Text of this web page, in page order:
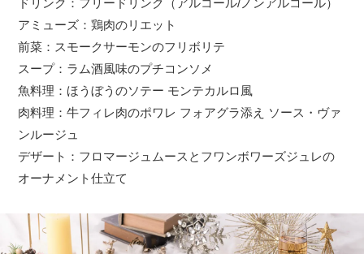
ドリンク：フリードリンク（アルコール/ノンアルコール）
アミューズ：鶏肉のリエット
前菜：スモークサーモンのフリボリテ
スープ：ラム酒風味のプチコンソメ
魚料理：ほうぼうのソテー モンテカルロ風
肉料理：牛フィレ肉のポワレ フォアグラ添え ソース・ヴァ
ンルージュ
デザート：フロマージュムースとフワンボワーズジュレの
オーナメント仕立て